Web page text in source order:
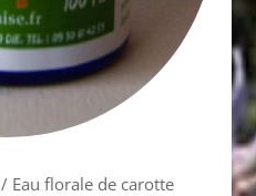
/ Eau florale de carotte